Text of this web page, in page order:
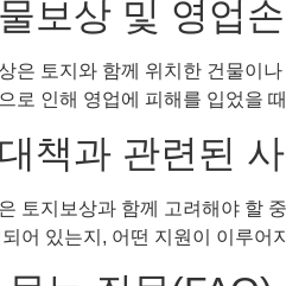
보상 및 영업
은 토지와 함께 위치한 건물이
로 인해 영업에 피해를 입었을
책과 관련된
토지보상과 함께 고려해야 할
어 있는지, 어떤 지원이 이루어